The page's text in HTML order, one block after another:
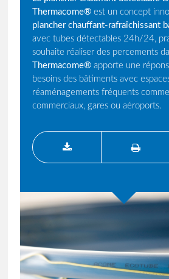
Thermacome® est un concept
plancher chauffant-rafraîchissant
avec tubes détectables 24h/24,
souhaite réaliser des percements
Thermacome® apporte une
besoins des bâtiments avec
réaménagements fréquents
commerciaux, gares ou aéroports.